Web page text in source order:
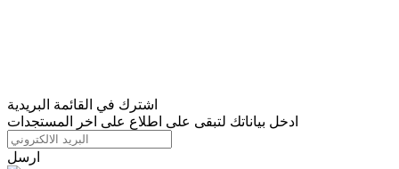
اشترك في القائمة البريدية
ادخل بياناتك لتبقى على اطلاع على اخر المستجدات
ارسل